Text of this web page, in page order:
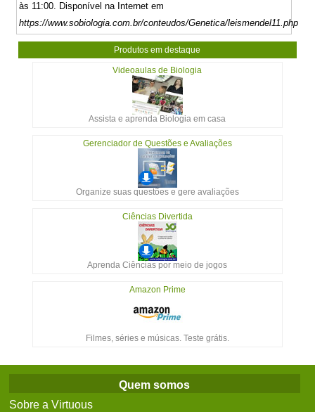
às 11:00. Disponível na Internet em
https://www.sobiologia.com.br/conteudos/Genetica/leismendel11.php
Produtos em destaque
Videoaulas de Biologia
Assista e aprenda Biologia em casa
Gerenciador de Questões e Avaliações
Organize suas questões e gere avaliações
Ciências Divertida
Aprenda Ciências por meio de jogos
Amazon Prime
Filmes, séries e músicas. Teste grátis.
Quem somos
Sobre a Virtuous